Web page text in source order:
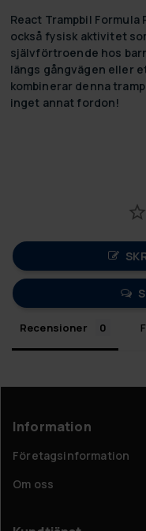
React Trampbil
också fysisk aktivitet
självförtroende hos
längs gångvägen eller
kombinerar denna
inget annat fordon!
Recensioner
Information
Företagsinformation
Om oss